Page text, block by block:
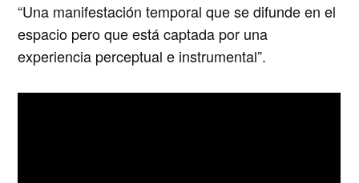
“Una manifestación temporal que se difunde en el
espacio pero que está captada por una
experiencia perceptual e instrumental”.